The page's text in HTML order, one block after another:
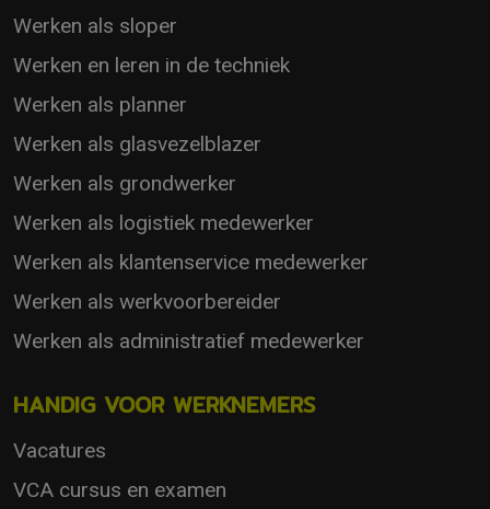
Werken als sloper
Werken en leren in de techniek
Werken als planner
Werken als glasvezelblazer
Werken als grondwerker
Werken als logistiek medewerker
Werken als klantenservice medewerker
Werken als werkvoorbereider
Werken als administratief medewerker
HANDIG VOOR WERKNEMERS
Vacatures
VCA cursus en examen